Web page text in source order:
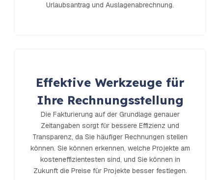
Urlaubsantrag und Auslagenabrechnung.
Effektive Werkzeuge für
Ihre Rechnungsstellung
Die Fakturierung auf der Grundlage genauer
Zeitangaben sorgt für bessere Effizienz und
Transparenz, da Sie häufiger Rechnungen stellen
können. Sie können erkennen, welche Projekte am
kosteneffizientesten sind, und Sie können in
Zukunft die Preise für Projekte besser festlegen.